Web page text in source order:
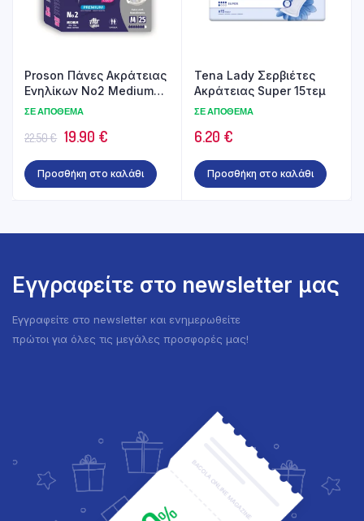
Proson Πάνες Ακράτειας
Ενηλίκων No2 Μedium
25τεμ
ΣΕ ΑΠΌΘΕΜΑ
22.50€ Original
price
was:
19.90 €Η
τρέχουσα
τιμή
Προσθήκη στο καλάθι
Tena Lady Σερβιέτες
Ακράτειας Super 15τεμ
ΣΕ ΑΠΌΘΕΜΑ
6.20 €
Προσθήκη στο καλάθι
Εγγραφείτε στο newsletter μας
Εγγραφείτε στο newsletter και ενημερωθείτε
πρώτοι για όλες τις μεγάλες προσφορές μας!